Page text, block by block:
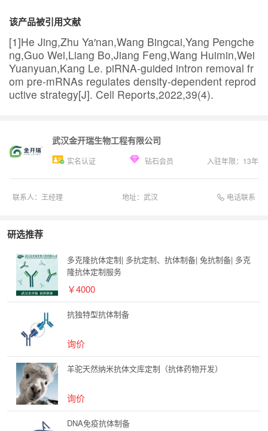
该产品被引用文献
[1]He Jing,Zhu Ya′nan,Wang Bingcai,Yang Pengche
ng,Guo Wei,Liang Bo,Jiang Feng,Wang Huimin,Wei
Yuanyuan,Kang Le. piRNA-guided intron removal fr
om pre-mRNAs regulates density-dependent reprod
uctive strategy[J]. Cell Reports,2022,39(4).
武汉金开瑞生物工程有限公司
实名认证 钻石会员 入驻年限： 13年
联系人： 王经理 地址： 武汉 电话联系
研选推荐
多克隆抗体定制| 多抗定制、抗体制备| 兔抗制备| 多克
隆抗体定制服务
￥4000
抗独特型抗体制备
询价
羊驼天然纳米抗体文库定制（抗体药物开发）
询价
DNA免疫抗体制备